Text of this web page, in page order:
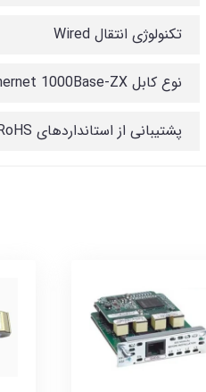
تکنولوژی انتقال Wired
نوع کابل Ethernet 1000Base-ZX
پشتیبانی از استانداردهای EN 60825 , EN 60950 , FDA , MSA , RoHS